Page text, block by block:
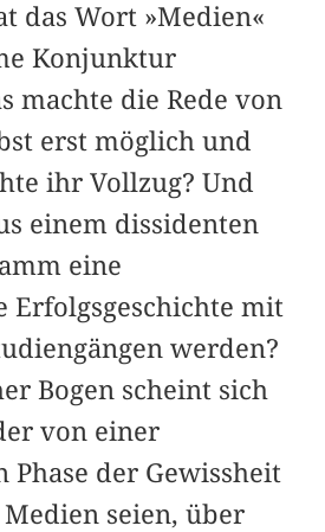
das Wort »Medien«
Konjunktur
machte die Rede von
erst möglich und
ihr Vollzug? Und
einem dissidenten
eine
mit
werden?
Bogen scheint sich
von einer
Phase der Gewissheit
seien, über